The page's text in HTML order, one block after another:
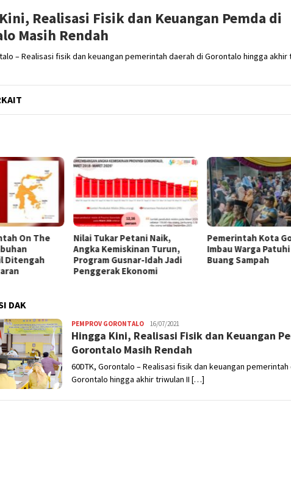
Realisasi Fisik dan Keuangan Pemda di
Masih Rendah
– Realisasi fisik dan keuangan pemerintah daerah di Gorontalo hingga akhir
On The
Ditengah
Nilai Tukar Petani Naik,
Angka Kemiskinan Turun,
Program Gusnar-Idah Jadi
Penggerak Ekonomi
Pemerintah Kota
Imbau Warga Patuhi
Buang Sampah
DAK
PEMPROV GORONTALO Nikhen
Mokoginta
16/07/2021
Hingga Kini, Realisasi Fisik dan Keuangan
Gorontalo Masih Rendah
60DTK, Gorontalo – Realisasi fisik dan keuangan pemerintah
Gorontalo hingga akhir triwulan II […]